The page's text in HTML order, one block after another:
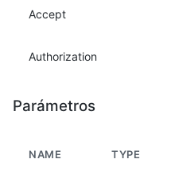
Accept
Authorization
Parámetros
NAME TYPE